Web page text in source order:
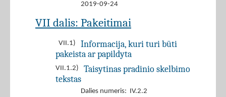
2019-09-24
VII dalis: Pakeitimai
VII.1)
Informacija, kuri turi būti
pakeista ar papildyta
VII.1.2)
Taisytinas pradinio skelbimo
tekstas
Dalies numeris: IV.2.2